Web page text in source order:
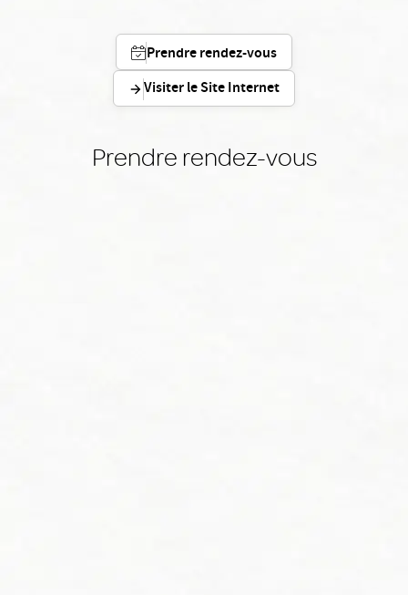
Prendre rendez-vous
Visiter le Site Internet
Prendre rendez-vous